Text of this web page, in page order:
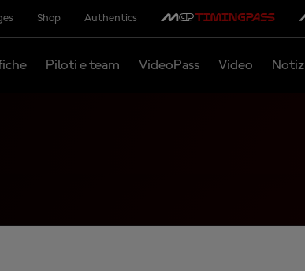
Shop Authentics
Piloti e team VideoPass Video